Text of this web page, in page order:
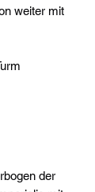
weiter mit
der